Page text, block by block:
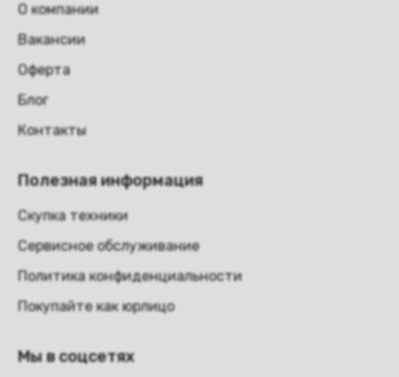
О компании
Вакансии
Оферта
Блог
Контакты
Полезная информация
Скупка техники
Сервисное обслуживание
Политика конфиденциальности
Покупайте как юрлицо
Мы в соцсетях